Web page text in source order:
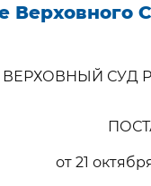
Верховного
ВЕРХОВНЫЙ СУД
от 21